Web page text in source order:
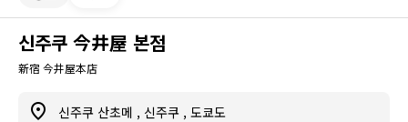
신주쿠 今井屋 본점
新宿 今井屋本店
신주쿠 산초메 , 신주쿠 , 도쿄도